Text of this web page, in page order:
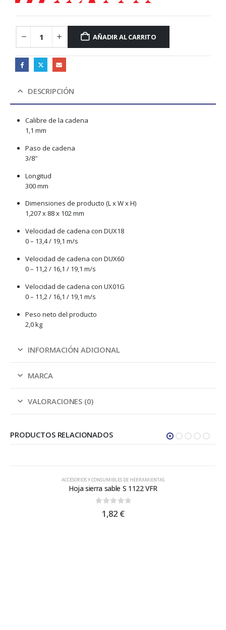
AÑADIR AL CARRITO
DESCRIPCIÓN
Calibre de la cadena
1,1 mm
Paso de cadena
3/8″
Longitud
300 mm
Dimensiones de producto (L x W x H)
1,207 x 88 x 102 mm
Velocidad de cadena con DUX18
0 – 13,4 / 19,1 m/s
Velocidad de cadena con DUX60
0 – 11,2 / 16,1 / 19,1 m/s
Velocidad de cadena con UX01G
0 – 11,2 / 16,1 / 19,1 m/s
Peso neto del producto
2,0 kg
INFORMACIÓN ADICIONAL
MARCA
VALORACIONES (0)
PRODUCTOS RELACIONADOS
ACCESORIOS Y CONSUMIBLES DE HERRAMIENTAS
Hoja sierra sable S 1122 VFR
out of 5
1,82 €